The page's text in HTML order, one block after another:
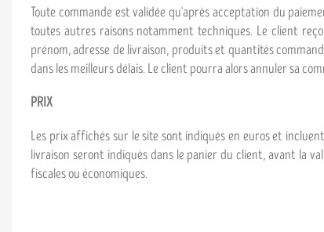
Toute commande est validée qu'après acceptation du
toutes autres raisons notamment techniques. Le client
prénom, adresse de livraison, produits et quantités
dans les meilleurs délais. Le client pourra alors annuler sa
PRIX
Les prix affichés sur le site sont indiqués en euros et
livraison seront indiqués dans le panier du client, avant la
fiscales ou économiques.